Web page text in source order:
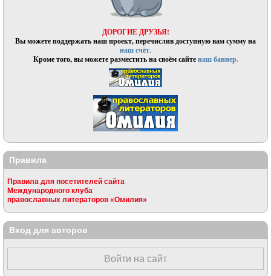
ДОРОГИЕ ДРУЗЬЯ!
Вы можете поддержать наш проект, перечислив доступную вам сумму на
наш счёт.
Кроме того, вы можете разместить на своём сайтенаш баннер.
Правила
Правила для посетителей сайта
Международного клуба
православных литераторов «Омилия»
Вход для авторов
Войти на сайт